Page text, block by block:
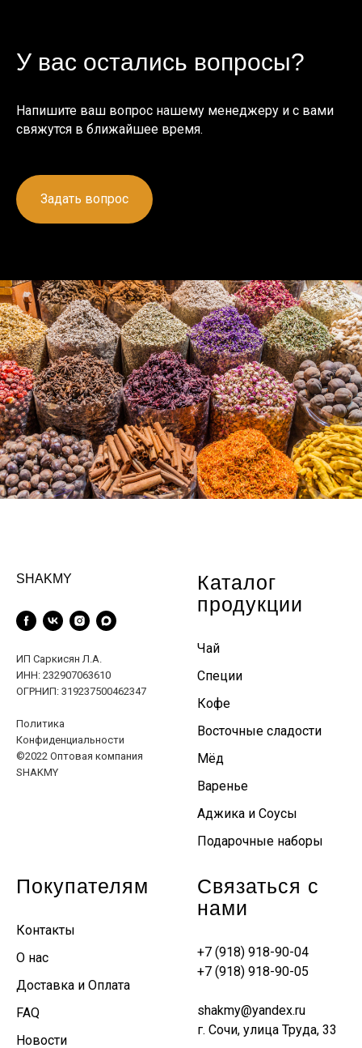
У вас остались вопросы?
Напишите ваш вопрос нашему менеджеру и с вами
свяжутся в ближайшее время.
Задать вопрос
SHAKMY
ИП Саркисян Л.А.
ИНН: 232907063610
ОГРНИП: 319237500462347
Политика
Конфиденциальности
©2022 Оптовая компания
SHAKMY
Каталог
продукции
Чай
Специи
Кофе
Восточные сладости
Мёд
Варенье
Аджика и Соусы
Подарочные наборы
Покупателям
Контакты
О нас
Доставка и Оплата
FAQ
Новости
Связаться с
нами
+7 (918) 918-90-04
+7 (918) 918-90-05
shakmy@yandex.ru
г. Сочи, улица Труда, 33